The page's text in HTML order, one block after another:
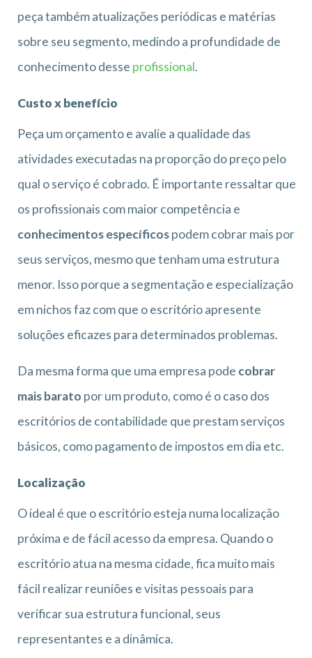
peça também atualizações periódicas e matérias
sobre seu segmento, medindo a profundidade de
conhecimento desse profissional.
Custo x benefício
Peça um orçamento e avalie a qualidade das
atividades executadas na proporção do preço pelo
qual o serviço é cobrado. É importante ressaltar que
os profissionais com maior competência e
conhecimentos específicospodem cobrar mais por
seus serviços, mesmo que tenham uma estrutura
menor. Isso porque a segmentação e especialização
em nichos faz com que o escritório apresente
soluções eficazes para determinados problemas.
Da mesma forma que uma empresa pode cobrar
mais barato por um produto, como é o caso dos
escritórios de contabilidade que prestam serviços
básicos, como pagamento de impostos em dia etc.
Localização
O ideal é que o escritório esteja numa localização
próxima e de fácil acesso da empresa. Quando o
escritório atua na mesma cidade, fica muito mais
fácil realizar reuniões e visitas pessoais para
verificar sua estrutura funcional, seus
representantes e a dinâmica.